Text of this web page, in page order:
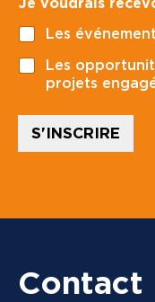
p
o
s
t
a
Les
Les
projets
S'INSCRIRE
Contact